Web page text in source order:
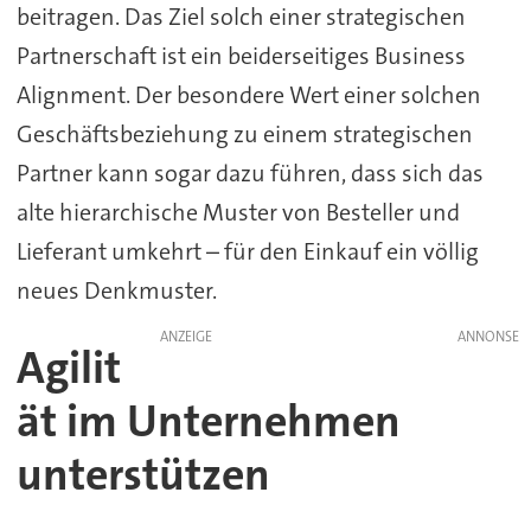
beitragen. Das Ziel solch einer strategischen
Partnerschaft ist ein beiderseitiges Business
Alignment. Der besondere Wert einer solchen
Geschäftsbeziehung zu einem strategischen
Partner kann sogar dazu führen, dass sich das
alte hierarchische Muster von Besteller und
Lieferant umkehrt – für den Einkauf ein völlig
neues Denkmuster.
ANZEIGE
Agilit
ät im Unternehmen
unterstützen